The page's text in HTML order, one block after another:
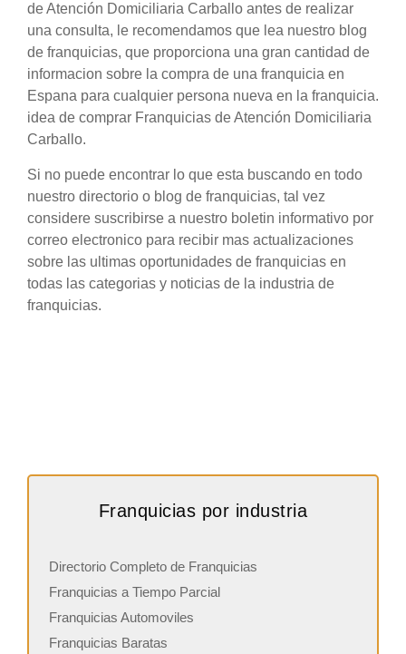
de Atención Domiciliaria Carballo antes de realizar
una consulta, le recomendamos que lea nuestro blog
de franquicias, que proporciona una gran cantidad de
informacion sobre la compra de una franquicia en
Espana para cualquier persona nueva en la franquicia.
idea de comprar Franquicias de Atención Domiciliaria
Carballo.
Si no puede encontrar lo que esta buscando en todo
nuestro directorio o blog de franquicias, tal vez
considere suscribirse a nuestro boletin informativo por
correo electronico para recibir mas actualizaciones
sobre las ultimas oportunidades de franquicias en
todas las categorias y noticias de la industria de
franquicias.
Franquicias por industria
Directorio Completo de Franquicias
Franquicias a Tiempo Parcial
Franquicias Automoviles
Franquicias Baratas